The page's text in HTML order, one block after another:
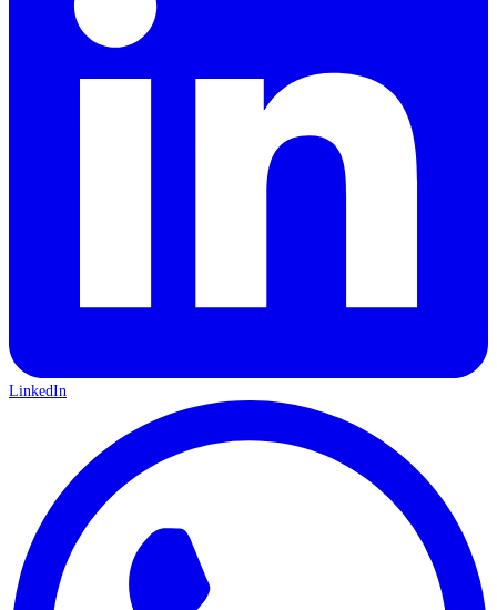
LinkedIn